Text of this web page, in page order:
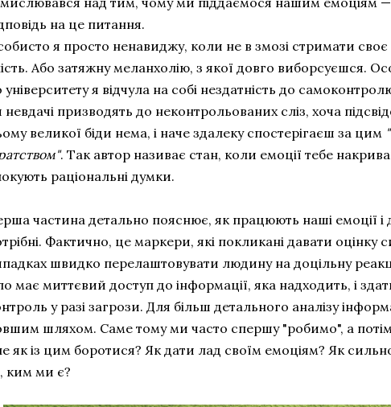
на це питання.
я просто ненавиджу, коли не в змозі стримати своє
Або затяжну меланхолію, з якої довго виборсуєшся.
університету я відчула на собі нездатність до
невдачі призводять до неконтрольованих сліз, хоча
великої біди нема, і наче здалеку спостерігаєш за цим
. Так автор називає стан, коли емоції тебе
раціональні думки.
частина детально пояснює, як працюють наші емоції і
Фактично, це маркери, які покликані давати оцінку
швидко перелаштовувати людину на доцільну
має миттєвий доступ до інформації, яка надходить, і
у разі загрози. Для більш детального аналізу
шляхом. Саме тому ми часто спершу "робимо", а
як із цим боротися? Як дати лад своїм емоціям? Як
ким ми є?